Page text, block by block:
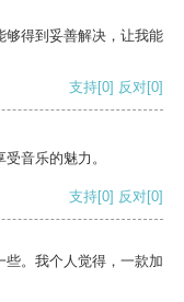
够得到妥善解决，让我能
支持[0] 反对[0]
音乐的魅力。
支持[0] 反对[0]
些。我个人觉得，一款加